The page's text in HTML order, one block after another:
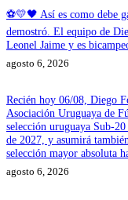
⚽💛🖤 Así es como debe
demostró. El equipo de
Leonel Jaime y es
agosto 6, 2026
Recién hoy 06/08, Diego
Asociación Uruguaya de
selección uruguaya Sub-
de 2027, y asumirá
selección mayor absoluta
agosto 6, 2026